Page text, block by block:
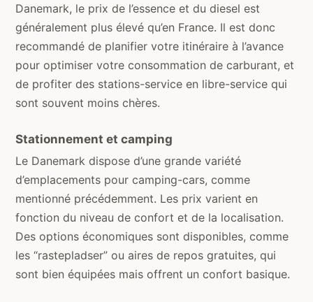
Danemark, le prix de l’essence et du diesel est
généralement plus élevé qu’en France. Il est donc
recommandé de planifier votre itinéraire à l’avance
pour optimiser votre consommation de carburant, et
de profiter des stations-service en libre-service qui
sont souvent moins chères.
Stationnement et camping
Le Danemark dispose d’une grande variété
d’emplacements pour camping-cars, comme
mentionné précédemment. Les prix varient en
fonction du niveau de confort et de la localisation.
Des options économiques sont disponibles, comme
les “rastepladser” ou aires de repos gratuites, qui
sont bien équipées mais offrent un confort basique.